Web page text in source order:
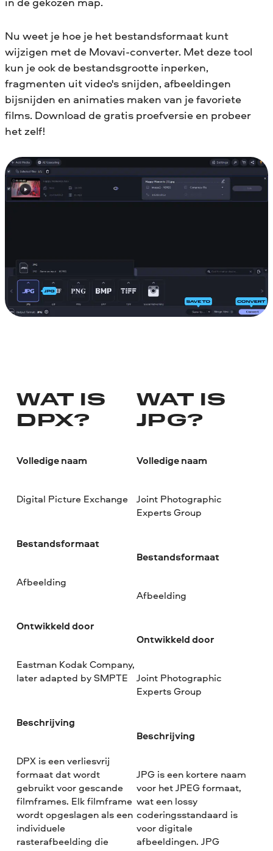
Nu weet je hoe je het bestandsformaat kunt
wijzigen met de Movavi-converter. Met deze tool
kun je ook de bestandsgrootte inperken,
fragmenten uit video's snijden, afbeeldingen
bijsnijden en animaties maken van je favoriete
films. Download de gratis proefversie en probeer
het zelf!
WAT IS
DPX?
Volledige naam
Digital Picture Exchange
Bestandsformaat
Afbeelding
Ontwikkeld door
Eastman Kodak Company,
later adapted by SMPTE
Beschrijving
DPX is een verliesvrij
formaat dat wordt
gebruikt voor gescande
filmframes. Elk filmframe
wordt opgeslagen als een
individuele
rasterafbeelding die
WAT IS
JPG?
Volledige naam
Joint Photographic
Experts Group
Bestandsformaat
Afbeelding
Ontwikkeld door
Joint Photographic
Experts Group
Beschrijving
JPG is een kortere naam
voor het JPEG formaat,
wat een lossy
coderingsstandaard is
voor digitale
afbeeldingen. JPG